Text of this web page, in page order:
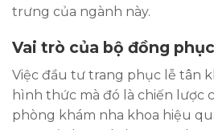
trưng của ngành này.
Vai trò của bộ đồng
Việc đầu tư trang phục lễ tân
hình thức mà đó là chiến lược
phòng khám nha khoa hiệu